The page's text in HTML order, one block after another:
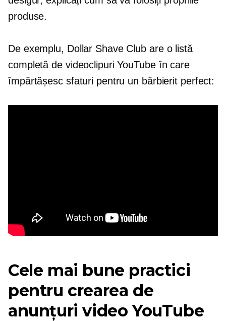
produse.
De exemplu, Dollar Shave Club are o listă
completă de videoclipuri YouTube în care
împărtășesc sfaturi pentru un bărbierit perfect:
Cele mai bune practici
pentru crearea de
anunțuri video YouTube